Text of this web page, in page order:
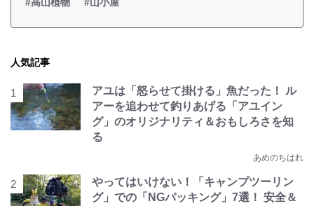
#高山植物
#山小屋
人気記事
アユは「怒らせて掛ける」魚だった！ ル
アーを追わせて釣りあげる「アユイン
グ」のオリジナリティ＆おもしろさを知
る
あめのちはれ
やってはいけない！「キャンプツーリン
グ」での「NGパッキング」7選！ 安全＆